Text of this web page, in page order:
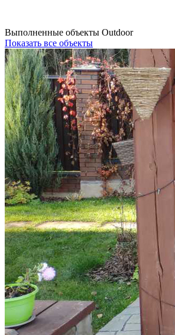
Выполненные объекты Outdoor
Показать все объекты